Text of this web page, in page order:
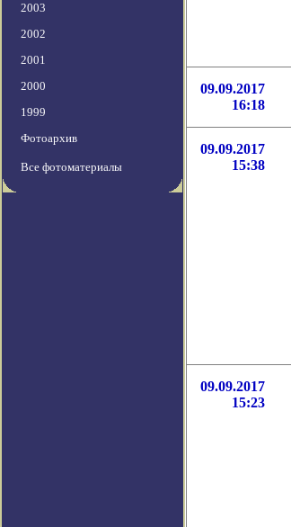
2003
2002
2001
2000
1999
Фотоархив
Все фотоматериалы
09.09.2017
16:18
09.09.2017
15:38
09.09.2017
15:23